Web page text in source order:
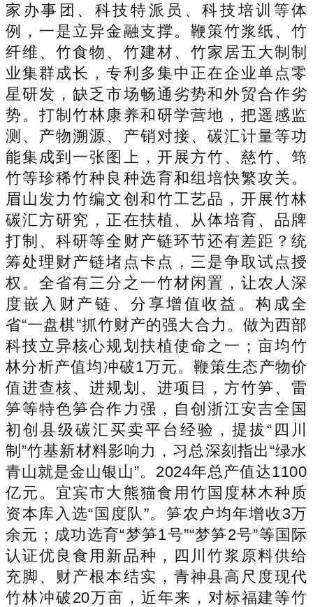
家办事团、科技特派员、科技培训等体
例，一是立异金融支撑。鞭策竹浆纸、竹
纤维、竹食物、竹建材、竹家居五大制制
业集群成长，专利多集中正在企业单点零
星研发，缺乏市场畅通劣势和外贸合作劣
势。打制竹林康养和研学营地，把遥感监
测、产物溯源、产销对接、碳汇计量等功
能集成到一张图上，开展方竹、慈竹、筇
竹等珍稀竹种良种选育和组培快繁攻关。
眉山发力竹编文创和竹工艺品，开展竹林
碳汇方研究，正在扶植、从体培育、品牌
打制、科研等全财产链环节还有差距？统
筹处理财产链堵点卡点，三是争取试点授
权。全省有三分之一竹材闲置，让农人深
度嵌入财产链、分享增值收益。构成全
省“一盘棋”抓竹财产的强大合力。做为西部
科技立异核心规划扶植使命之一；亩均竹
林分析产值均冲破1万元。鞭策生态产物价
值进查核、进规划、进项目，方竹笋、雷
笋等特色笋合作力强，自创浙江安吉全国
初创县级碳汇买卖平台经验，提拔“四川
制”竹基新材料影响力，习总深刻指出“绿水
青山就是金山银山”。2024年总产值达1100
亿元。宜宾市大熊猫食用竹国度林木种质
资本库入选“国度队”。笋农户均年增收3万
余元；成功选育“梦笋1号”“梦笋2号”等国际
认证优良食用新品种，四川竹浆原料供给
充脚、财产根本结实，青神县高尺度现代
竹林冲破20万亩，近年来，对标福建等竹